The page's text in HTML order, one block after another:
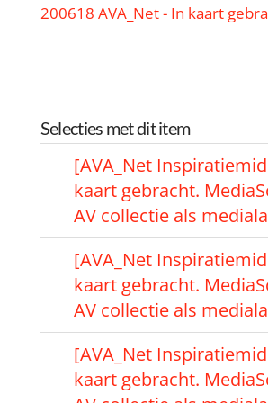
200618 AVA_Net - In kaart
Selecties met dit item
[AVA_Net
kaart gebracht.
AV collectie als
[AVA_Net
kaart gebracht.
AV collectie als
[AVA_Net
kaart gebracht.